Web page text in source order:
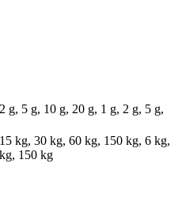
g, 5 g, 10 g, 20 g, 1 g, 2 g, 5 g,
kg, 30 kg, 60 kg, 150 kg, 6 kg,
150 kg